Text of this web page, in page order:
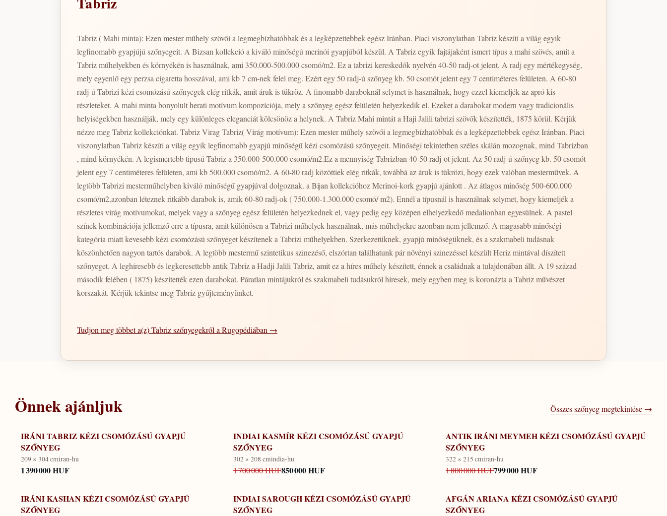
Tabriz ( Mahi minta): Ezen mester műhely szövői a legmegbízhatóbbak és a legképzettebbek egész Iránban. Piaci viszonylatban Tabriz készíti a világ egyik
legfinomabb gyapjújú szőnyegeit. A Bizsan kollekció a kiváló minőségú merinói gyapjúból készül. A Tabriz egyik fajtájaként ismert típus a mahi szövés, amit a
Tabriz műhelyekben és környékén is használnak, ami 350.000-500.000 csomó/m2. Ez a tabrizi kereskedők nyelvén 40-50 radj-ot jelent. A radj egy mértékegység,
mely egyenlő egy perzsa cigaretta hosszával, ami kb 7 cm-nek felel meg. Ezért egy 50 radj-ú szőnyeg kb. 50 csomót jelent egy 7 centiméteres felületen. A 60-80
radj-ú Tabrizi kézi csomózású szőnyegek elég ritkák, amit áruk is tükröz. A finomabb daraboknál selymet is használnak, hogy ezzel kiemeljék az apró kis
részleteket. A mahi minta bonyolult herati motívum kompozíciója, mely a szőnyeg egész felületén helyezkedik el. Ezeket a darabokat modern vagy tradicionális
helyiségekben használják, mely egy különleges eleganciát kölcsönöz a helynek. A Tabriz Mahi mintát a Haji Jalili tabrizi szövők készítették, 1875 körül. Kérjük
nézze meg Tabriz kollekciónkat. Tabriz Virag Tabriz( Virág motívum): Ezen mester műhely szövői a legmegbízhatóbbak és a legképzettebbek egész Iránban. Piaci
viszonylatban Tabriz készíti a világ egyik legfinomabb gyapjú minőségű kézi csomózású szőnyegeit. Minőségi tekintetben széles skálán mozognak, mind Tabrizban
, mind környékén. A legismertebb tipusú Tabriz a 350.000-500.000 csomó/m2.Ez a mennyiség Tabrizban 40-50 radj-ot jelent. Az 50 radj-ú szőnyeg kb. 50 csomót
jelent egy 7 centiméteres felületen, ami kb 500.000 csomó/m2. A 60-80 radj közöttiek elég ritkák, továbbá az áruk is tükrözi, hogy ezek valóban mesterművek. A
legtöbb Tabrizi mesterműhelyben kiváló minőségű gyapjúval dolgoznak. a Bijan kollekcióhoz Merinoi-kork gyapjú ajánlott . Az átlagos minőség 500-600.000
csomó/m2,azonban léteznek ritkább darabok is, amik 60-80 radj-ok ( 750.000-1.300.000 csomó/ m2). Ennél a típusnál is használnak selymet, hogy kiemeljék a
részletes virág motívumokat, melyek vagy a szőnyeg egész felületén helyezkednek el, vagy pedig egy középen elhelyezkedő medalionban egyesülnek. A pastel
színek kombinációja jellemző erre a típusra, amit különösen a Tabrizi műhelyek használnak, más műhelyekre azonban nem jellemző. A magasabb minőségi
kategória miatt kevesebb kézi csomózású szőnyeget készítenek a Tabrizi műhelyekben. Szerkezetüknek, gyapjú minőségüknek, és a szakmabeli tudásnak
köszönhetően nagyon tartós darabok. A legtöbb mestermű szintetikus szinezéső, elszórtan találhatunk pár növényi szinezéssel készült Heriz mintával díszített
szőnyeget. A leghíresebb és legkeresettebb antik Tabriz a Hadji Jalili Tabriz, amit ez a híres műhely készített, énnek a családnak a tulajdonában állt. A 19 század
második felében ( 1875) készítették ezen darabokat. Páratlan mintájukról és szakmabeli tudásukról híresek, mely egyben meg is koronázta a Tabriz művészet
korszakát. Kérjük tekintse meg Tabriz gyűjteményünket.
Tudjon meg többet a(z) Tabriz szőnyegekről a Rugopédiában →
Önnek ajánljuk Összes szőnyeg megtekintése →
IRÁNI TABRIZ KÉZI CSOMÓZÁSÚ GYAPJÚ
SZŐNYEG
209 × 304 cmiran-hu
1 390 000 HUF
INDIAI KASMÍR KÉZI CSOMÓZÁSÚ GYAPJÚ
SZŐNYEG
302 × 208 cmindia-hu
1 700 000 HUF850 000 HUF
ANTIK IRÁNI MEYMEH KÉZI CSOMÓZÁSÚ GYAPJÚ
SZŐNYEG
322 × 215 cmiran-hu
1 800 000 HUF799 000 HUF
IRÁNI KASHAN KÉZI CSOMÓZÁSÚ GYAPJÚ
SZŐNYEG
INDIAI SAROUGH KÉZI CSOMÓZÁSÚ GYAPJÚ
SZŐNYEG
AFGÁN ARIANA KÉZI CSOMÓZÁSÚ GYAPJÚ
SZŐNYEG